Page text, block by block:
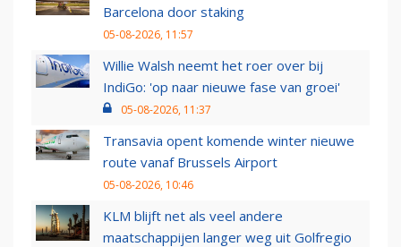
Barcelona door staking
05-08-2026, 11:57
Willie Walsh neemt het roer over bij
IndiGo: 'op naar nieuwe fase van groei'
05-08-2026, 11:37
Transavia opent komende winter nieuwe
route vanaf Brussels Airport
05-08-2026, 10:46
KLM blijft net als veel andere
maatschappijen langer weg uit Golfregio